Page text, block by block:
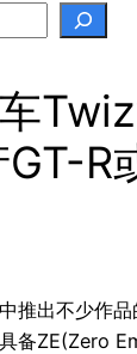
R
推出不少作
备ZE(Zero